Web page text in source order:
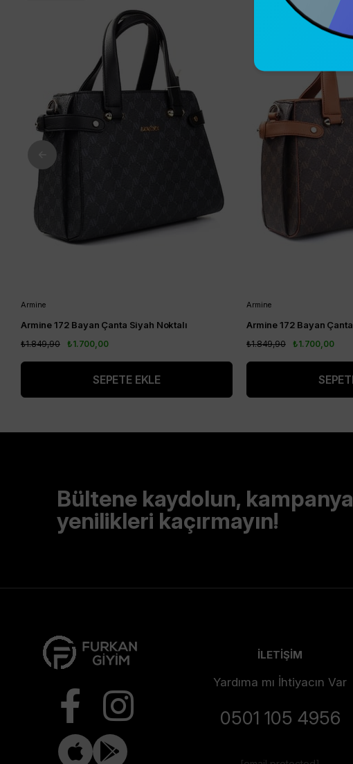
Armine
Armine 172 Bayan Çanta Siyah Noktalı
₺1.700,00
₺1.849,90
SEPETE EKLE
Armine
Armine 172 Bayan
₺1.700,00
₺1.849,90
Bültene kaydolun,
yenilikleri kaçırmayın!
İLETİŞİM
Yardıma mı İhtiyacın Var
0501 105 4956